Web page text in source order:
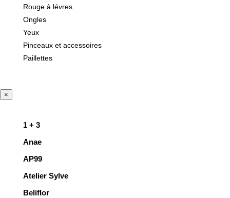
Rouge à lévres
Ongles
Yeux
Pinceaux et accessoires
Paillettes
×
1 + 3
Anae
AP99
Atelier Sylve
Beliflor